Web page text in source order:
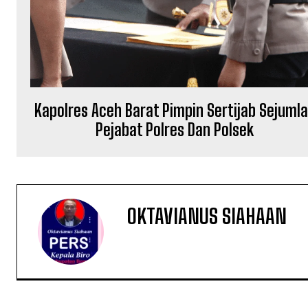
Kapolres Aceh Barat Pimpin Sertijab
Pejabat Polres Dan Polsek
OKTAVIANUS SIAHAAN